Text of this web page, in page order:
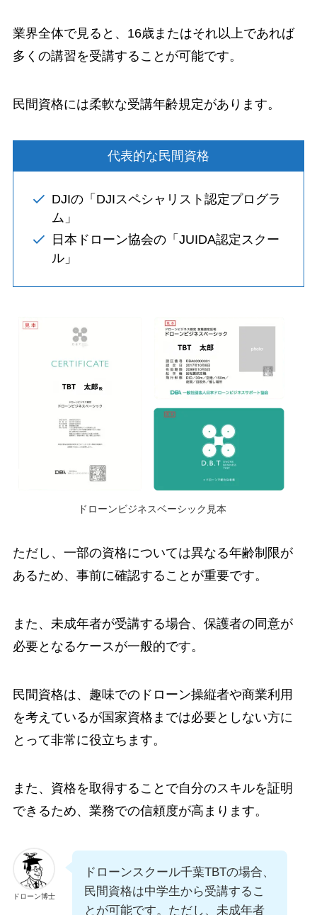
業界全体で見ると、16歳またはそれ以上であれば
多くの講習を受講することが可能です。
民間資格には柔軟な受講年齢規定があります。
代表的な民間資格
DJIの「DJIスペシャリスト認定プログラ
ム」
日本ドローン協会の「JUIDA認定スクー
ル」
ドローンビジネスベーシック見本
ただし、一部の資格については異なる年齢制限が
あるため、事前に確認することが重要です。
また、未成年者が受講する場合、保護者の同意が
必要となるケースが一般的です。
民間資格は、趣味でのドローン操縦者や商業利用
を考えているが国家資格までは必要としない方に
とって非常に役立ちます。
また、資格を取得することで自分のスキルを証明
できるため、業務での信頼度が高まります。
ドローン博士
ドローンスクール千葉TBTの場合、
民間資格は中学生から受講するこ
とが可能です。ただし、未成年者